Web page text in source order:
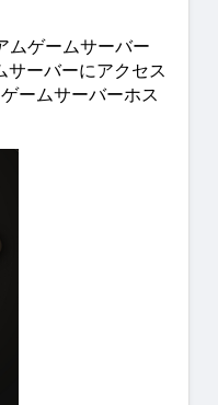
ムゲームサーバー
サーバーにアクセス
ームサーバーホス